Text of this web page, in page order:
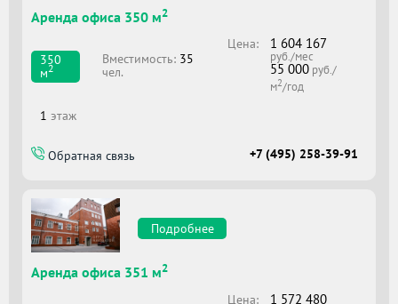
Аренда офиса 350 м2
350
м2
Вместимоcть: 35
чел.
Цена: 1 604 167
руб./мес
55 000руб./
м2/год
1 этаж
Обратная связь +7 (495) 258-39-91
Подробнее
Аренда офиса 351 м2
Цена: 1 572 480